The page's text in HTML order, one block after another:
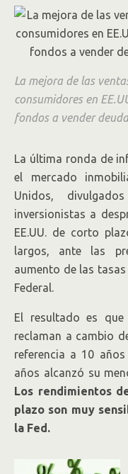
tasas antes
EE.UU.
La mejora de las
consumidores en
fondos a vender
La última ronda de
el mercado
Unidos,
inversionistas a
EE.UU. de corto
largos, ante las
aumento de las
Federal.
El resultado es
reclaman a cambio
referencia a 10
años alcanzó su
Los rendimientos
plazo son muy
la Fed.